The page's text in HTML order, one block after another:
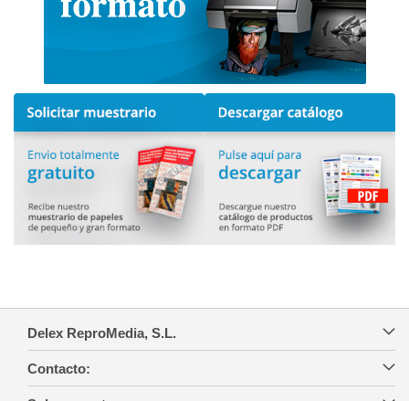
Delex ReproMedia, S.L.
Contacto: